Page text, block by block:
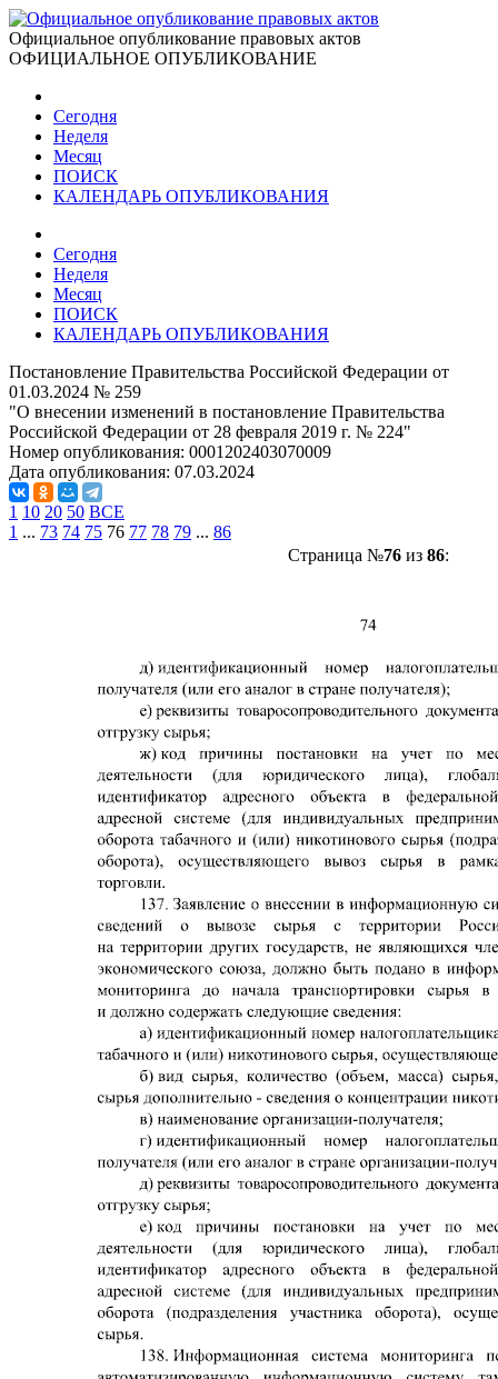
Официальное опубликование правовых актов
ОФИЦИАЛЬНОЕ ОПУБЛИКОВАНИЕ
Сегодня
Неделя
Месяц
ПОИСК
КАЛЕНДАРЬ ОПУБЛИКОВАНИЯ
Сегодня
Неделя
Месяц
ПОИСК
КАЛЕНДАРЬ ОПУБЛИКОВАНИЯ
Постановление Правительства Российской Федерации от
01.03.2024 № 259
"О внесении изменений в постановление Правительства
Российской Федерации от 28 февраля 2019 г. № 224"
Номер опубликования: 0001202403070009
Дата опубликования: 07.03.2024
1 10 20 50 ВСЕ
1 ... 73 74 75 76 77 78 79 ... 86
Страница №76из 86: